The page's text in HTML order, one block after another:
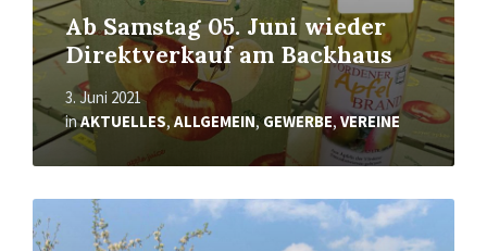
Ab Samstag 05. Juni wieder
Direktverkauf am Backhaus
3. Juni 2021
inAKTUELLES,ALLGEMEIN,GEWERBE,VEREINE
Mehr
erfahren